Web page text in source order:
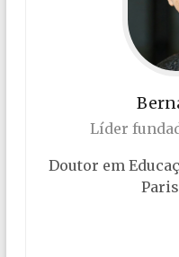
Líder
Doutor em